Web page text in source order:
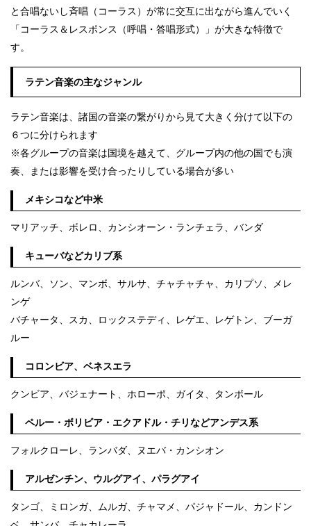
と合唱ないし斉唱（コーラス）が常に交互に出ながら進んでいく
「コーラス＆レスポンス（呼唱・答唱形式）」が大きな特徴で
す。
ラテン音楽の主なジャンル
ラテン音楽は、諸国の音楽の繋がりから見て大きく分けて以下の
６つに分けられます
※各グループの音楽は国境を越えて、グループ内の他の国でも演
奏、または影響を受け合ったりしている場合が多い
メキシコなど中米
マリアッチ、ボレロ、カンシオーン・ランチェラ、バンダ
キューバなどカリブ系
ルンバ、ソン、マンボ、サルサ、チャチャチャ、カリプソ、メレ
ンゲ
バチャータ、スカ、ロックステディ、レゲエ、レゲトン、ブーガ
ルー
コロンビア、ベネスエラ
クンビア、バジェナート、ホローポ、ガイタ、タンボール
ペルー・ボリビア・エクアドル・チリなどアンデス系
フォルクローレ、ランバダ、ヌエバ・カンシオン
アルゼンチン、ウルグアイ、パラグアイ
タンゴ、ミロンガ、ムルガ、チャマメ、パジャドール、カンドン